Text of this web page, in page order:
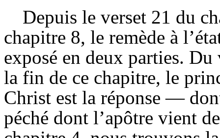
Depuis le verset 21 du
chapitre 8, le remède à
exposé en deux parties.
la fin de ce chapitre, le
Christ est la réponse —
péché dont l’apôtre vient